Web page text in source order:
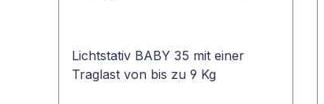
Lichtstativ BABY 35 mit einer
Traglast von bis zu 9 Kg